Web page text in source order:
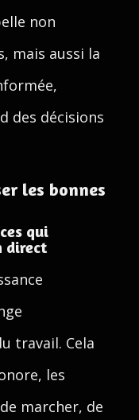
non
mais aussi la
des décisions
les bonnes
qui
direct
travail. Cela
les
marcher, de